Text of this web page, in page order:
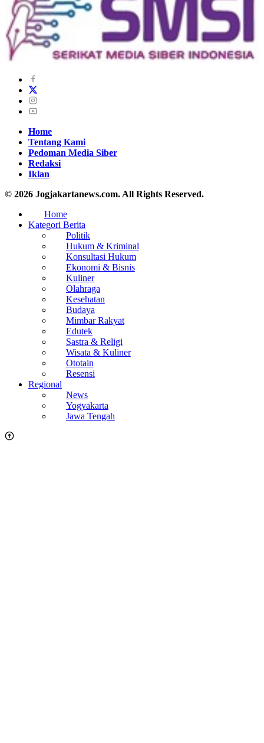
Home
Tentang Kami
Pedoman Media Siber
Redaksi
Iklan
© 2026 Jogjakartanews.com. All Rights Reserved.
Home
Kategori Berita
Politik
Hukum & Kriminal
Konsultasi Hukum
Ekonomi & Bisnis
Kuliner
Olahraga
Kesehatan
Budaya
Mimbar Rakyat
Edutek
Sastra & Religi
Wisata & Kuliner
Ototain
Resensi
Regional
News
Yogyakarta
Jawa Tengah